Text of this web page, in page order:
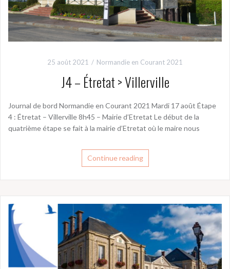
25 août 2021 Normandie en Courant 2021
J4 – Étretat > Villerville
Journal de bord Normandie en Courant 2021 Mardi 17 août Étape
4 : Étretat – Villerville 8h45 – Mairie d’Etretat Le début de la
quatrième étape se fait à la mairie d’Etretat où le maire nous
Continue reading